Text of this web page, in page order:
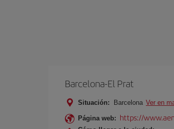
Barcelona-El Prat
Situación: Barcelona Ver en
Página web: https://